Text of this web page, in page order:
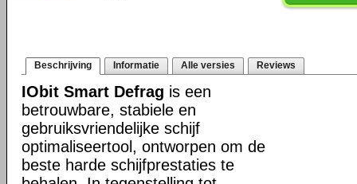
Beschrijving Informatie Alle versies Reviews
IObit Smart Defrag is een
betrouwbare, stabiele en
gebruiksvriendelijke schijf
optimaliseertool, ontworpen om de
beste harde schijfprestaties te